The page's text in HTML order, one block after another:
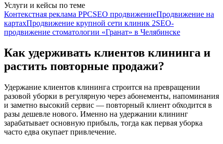
Услуги и кейсы по теме
Контекстная реклама PPCSEO продвижениеПродвижение на
картахПродвижение крупной сети клиник 2SEO-
продвижение стоматологии «Гранат» в Челябинске
Как удерживать клиентов клининга и
растить повторные продажи?
Удержание клиентов клининга строится на превращении
разовой уборки в регулярную через абонементы, напоминания
и заметно высокий сервис — повторный клиент обходится в
разы дешевле нового. Именно на удержании клининг
зарабатывает основную прибыль, тогда как первая уборка
часто едва окупает привлечение.